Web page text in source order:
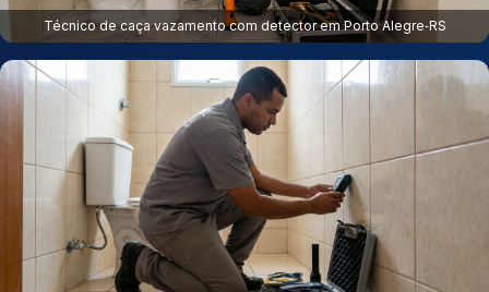
Técnico de caça vazamento com detector em Porto Alegre‑RS